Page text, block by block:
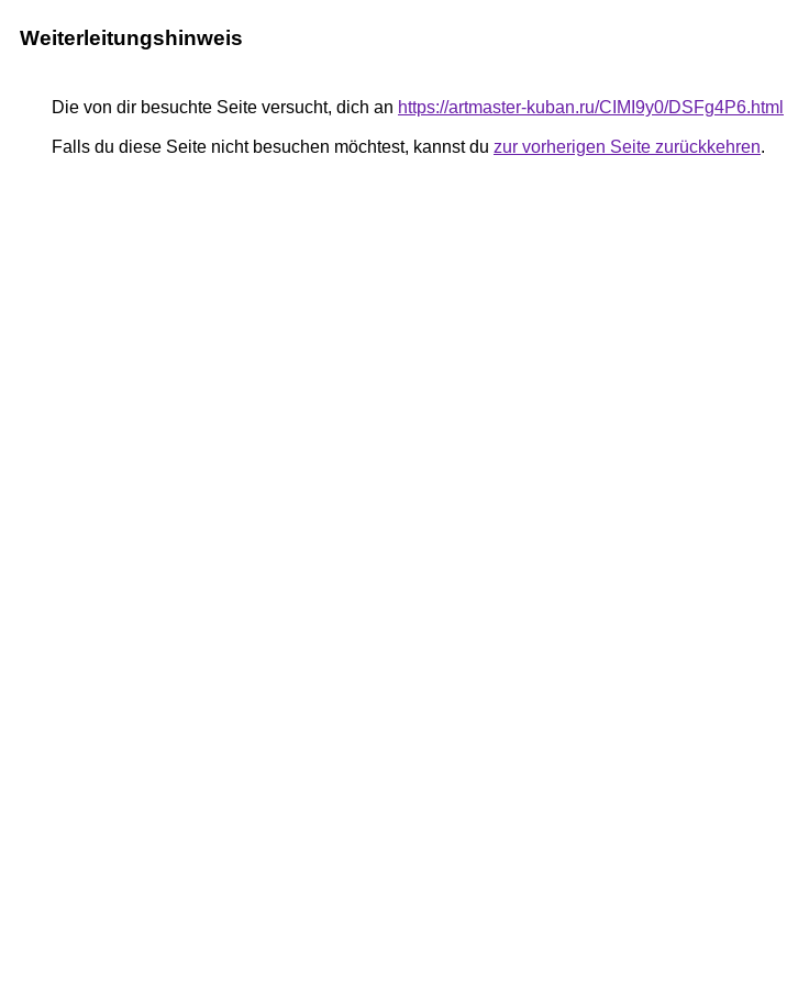
Weiterleitungshinweis
Die von dir besuchte Seite versucht, dich an https://artmaster-kuban.ru/CIMI9y0/DSFg4P6.html
Falls du diese Seite nicht besuchen möchtest, kannst du zur vorherigen Seite zurückkehren.